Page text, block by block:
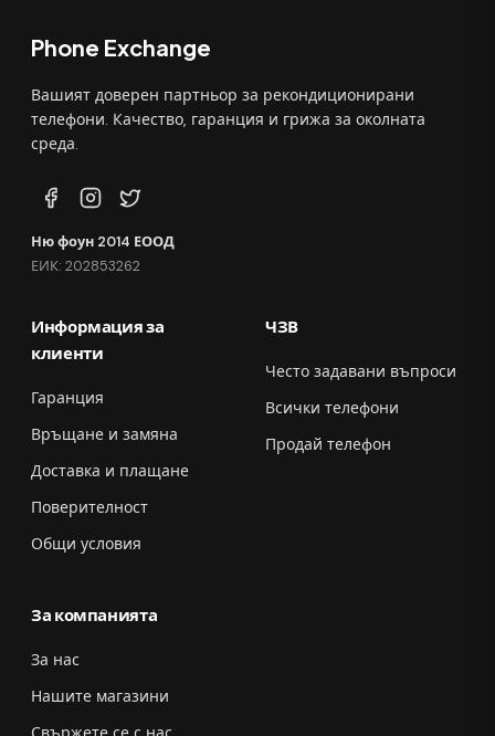
Phone Exchange
Вашият доверен партньор за рекондиционирани
телефони. Качество, гаранция и грижа за околната
среда.
Ню фоун 2014 ЕООД
ЕИК: 202853262
Информация за
клиенти
Гаранция
Връщане и замяна
Доставка и плащане
Поверителност
Общи условия
ЧЗВ
Често задавани въпроси
Всички телефони
Продай телефон
За компанията
За нас
Нашите магазини